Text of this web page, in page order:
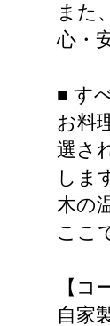
また
心・
■ す
お料
選さ
しま
木の
ここ
【コ
自家